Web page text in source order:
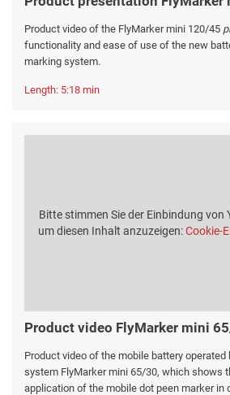
Product video of the FlyMarker mini 120/45
functionality and ease of use of the new
marking system.
Length: 5:18 min
Bitte stimmen Sie der Einbindung von
um diesen Inhalt anzuzeigen:Cookie-
Product video FlyMarker mini
Product video of the mobile battery operated
system FlyMarker mini 65/30, which shows
application of the mobile dot peen marker in